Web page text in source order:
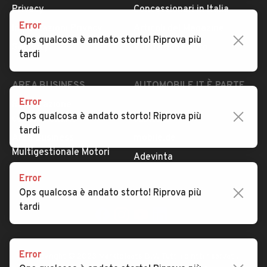
Privacy
Impostazioni Privacy
Security
Concessionari in Italia
Valutazione auto
AREA BUSINESS
Registrazione
concessionario
Multigestionale Motori
AUTOMOBILE.IT È PARTE
subito.it
Adevinta
SEGUICI
Copyright © 2023 Marktplaats B.V. Tutti i diritti riservati.
Error
Ops qualcosa è andato storto! Riprova più
tardi
Error
Ops qualcosa è andato storto! Riprova più
tardi
Error
Ops qualcosa è andato storto! Riprova più
tardi
Error